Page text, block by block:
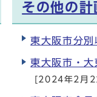
その他の計
東大阪市分別
東大阪市・
[2024年2月